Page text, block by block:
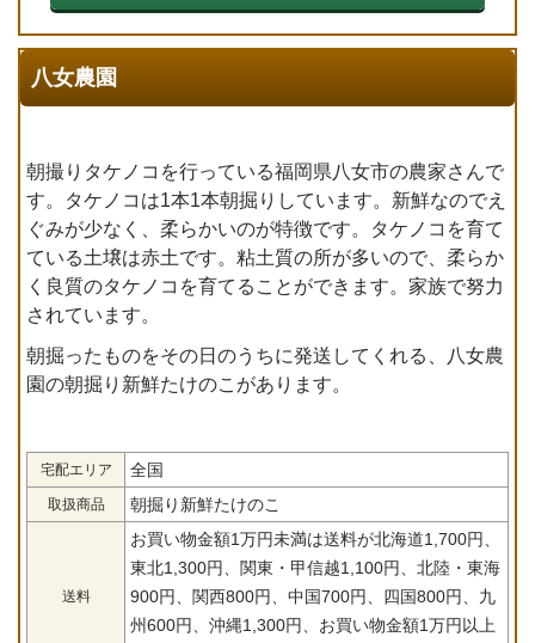
八女農園
朝撮りタケノコを行っている福岡県八女市の農家さんで
す。タケノコは1本1本朝掘りしています。新鮮なのでえ
ぐみが少なく、柔らかいのが特徴です。タケノコを育て
ている土壌は赤土です。粘土質の所が多いので、柔らか
く良質のタケノコを育てることができます。家族で努力
されています。
朝掘ったものをその日のうちに発送してくれる、八女農
園の朝掘り新鮮たけのこがあります。
宅配エリア 全国
取扱商品 朝掘り新鮮たけのこ
送料
お買い物金額1万円未満は送料が北海道1,700円、
東北1,300円、関東・甲信越1,100円、北陸・東海
900円、関西800円、中国700円、四国800円、九
州600円、沖縄1,300円、お買い物金額1万円以上